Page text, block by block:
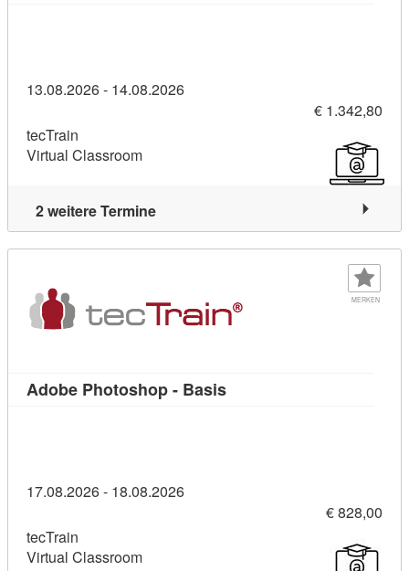
13.08.2026 - 14.08.2026
€ 1.342,80
tecTrain
Virtual Classroom
2 weitere Termine
MERKEN
Adobe Photoshop - BasisKursdetail: Adobe
17.08.2026 - 18.08.2026
€ 828,00
tecTrain
Virtual Classroom